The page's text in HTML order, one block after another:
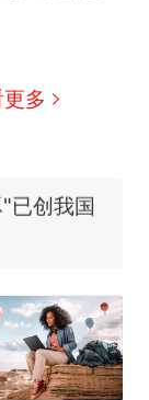
多
40万以
就能让航
强？
女儿：花
在
区看完所
区：部分
客可按需
试，成绩